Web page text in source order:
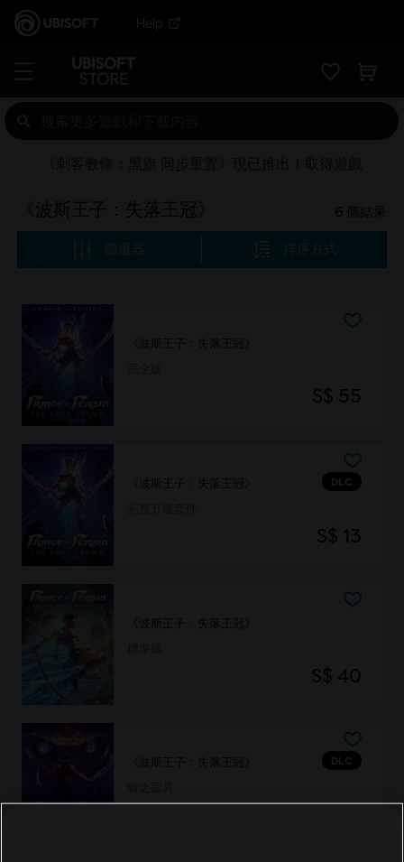
Help
《波斯王子：失落王冠》 6 個結果
篩選器 排序方式
《波斯王子：失落王冠》
S$ 55
DLC
《波斯王子：失落王冠》
S$ 13
《波斯王子：失落王冠》
S$ 40
DLC
《波斯王子：失落王冠》